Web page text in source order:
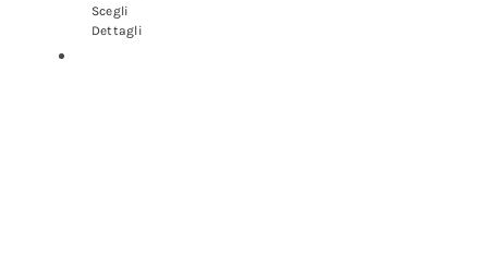
Scegli
Dettagli